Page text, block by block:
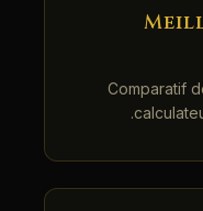
Comparatif